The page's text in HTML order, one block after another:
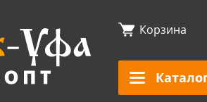
Корзина